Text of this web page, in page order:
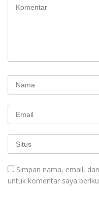
Simpan nama, email,
untuk komentar saya